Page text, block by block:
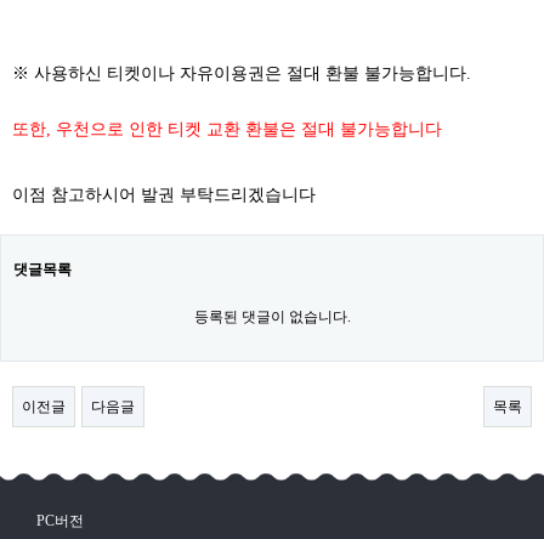
※ 사용하신 티켓이나 자유이용권은 절대 환불 불가능합니다.
또한, 우천으로 인한 티켓 교환 환불은 절대 불가능합니다
이점 참고하시어 발권 부탁드리겠습니다
댓글목록
등록된 댓글이 없습니다.
이전글 다음글 목록
PC버전